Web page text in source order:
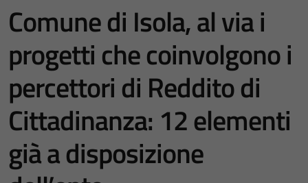
Comune di Isola, al via i
progetti che coinvolgono i
percettori di Reddito di
Cittadinanza: 12 elementi
già a disposizione